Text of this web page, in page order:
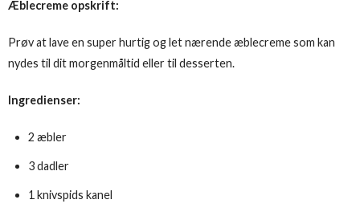
Æblecreme opskrift:
Prøv at lave en super hurtig og let nærende æblecreme som kan
nydes til dit morgenmåltid eller til desserten.
Ingredienser:
2 æbler
3 dadler
1 knivspids kanel